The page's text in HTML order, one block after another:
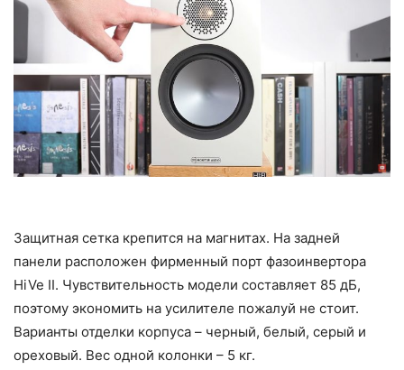
Защитная сетка крепится на магнитах. На задней
панели расположен фирменный порт фазоинвертора
HiVe II. Чувствительность модели составляет 85 дБ,
поэтому экономить на усилителе пожалуй не стоит.
Варианты отделки корпуса – черный, белый, серый и
ореховый. Вес одной колонки – 5 кг.